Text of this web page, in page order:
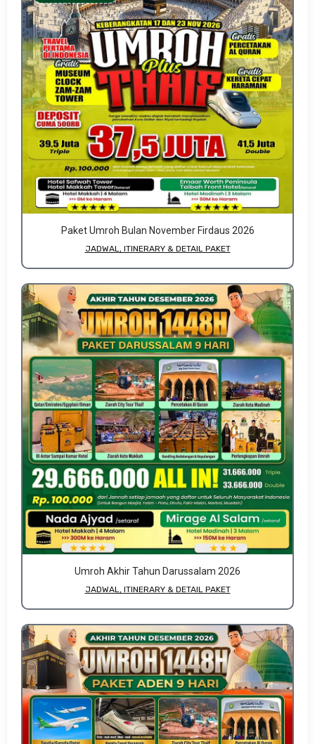
Paket Umroh Bulan November Firdaus 2026
JADWAL, ITINERARY & DETAIL PAKET
Umroh Akhir Tahun Darussalam 2026
JADWAL, ITINERARY & DETAIL PAKET